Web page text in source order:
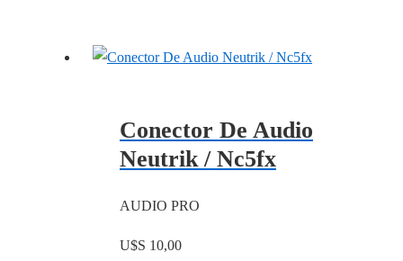
Conector De Audio
Neutrik / Nc5fx
AUDIO PRO
U$S 10,00